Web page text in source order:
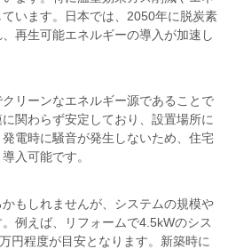
います。日本では、2050年に脱炭素
再生可能エネルギーの導入が加速し
リーンなエネルギー源であることで
関わらず安定しており、設置場所に
電時に騒音が発生しないため、住宅
入可能です。
もしれませんが、システムの規模や
例えば、リフォームで4.5kWのシス
円程度が目安となります。新築時に